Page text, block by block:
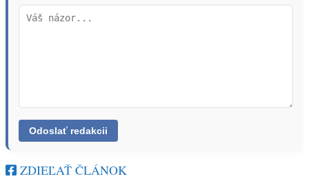
ZDIEĽAŤ ČLÁNOK